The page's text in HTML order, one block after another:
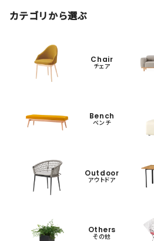
カテゴリから選ぶ
Chair
チェア
Bench
ベンチ
Outdoor
アウトドア
Others
その他